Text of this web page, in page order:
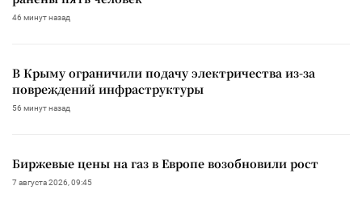
46 минут назад
В Крыму ограничили подачу электричества из-за
повреждений инфраструктуры
56 минут назад
Биржевые цены на газ в Европе возобновили рост
7 августа 2026, 09:45